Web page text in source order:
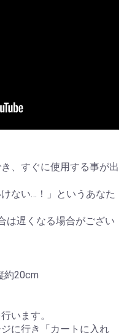
、すぐに使用する事が出
ない…！」というあなた
は遅くなる場合がござい
約20cm
います。
に行き「カートに入れ